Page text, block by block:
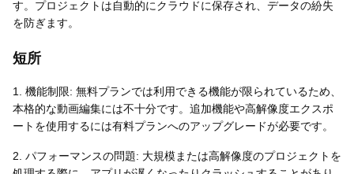
す。プロジェクトは自動的にクラウドに保存され、データの紛失
を防ぎます。
短所
1. 機能制限: 無料プランでは利用できる機能が限られているため、
本格的な動画編集には不十分です。追加機能や高解像度エクスポ
ートを使用するには有料プランへのアップグレードが必要です。
2. パフォーマンスの問題: 大規模または高解像度のプロジェクトを